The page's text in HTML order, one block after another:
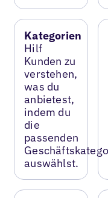
Kategorien
Hilf
Kunden zu
verstehen,
was du
anbietest,
indem du
die
passenden
auswählst.